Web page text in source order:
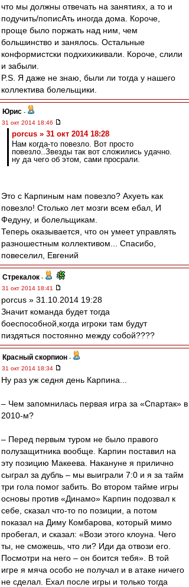
что мы должны отвечать на занятиях, а то и
подучить/пописАть иногда дома. Короче,
проще было поржать над ним, чем
большинство и занялось. Остальные
конформистски подхихикивали. Короче, слили
и забыли.
P.S. Я даже не знаю, были ли тогда у нашего
коллектива болельщики.
Юрис -
31 окт 2014 18:46
porcus » 31 окт 2014 18:28
Нам когда-то повезло. Вот просто
повезло..Звезды так вот сложились удачно.
ну да чего об этом, сами просрали.
Это с Карпиным нам повезло? Ахуеть как
повезло! Столько лет мозги всем ебал, И
Федуну, и болельщикам.
Теперь оказывается, что он умеет управлять
разношестным коллективом... Спасибо,
повеселил, Евгений
Стрекалок -
31 окт 2014 18:41
porcus » 31.10.2014 19:28
Значит команда будет тогда
боеспособной,когда игроки там будут
пиздяться постоянно между собой????
Красный скорпион -
31 окт 2014 18:34
Ну раз уж седня день Карпина...
– Чем запомнилась первая игра за «Спартак» в
2010-м?
– Перед первым туром не было правого
полузащитника вообще. Карпин поставил на
эту позицию Макеева. Накануне я прилично
сыграл за дубль – мы выиграли 7:0 и я за тайм
три гола помог забить. Во втором тайме игры
основы против «Динамо» Карпин подозвал к
себе, сказал что-то по позиции, а потом
показал на Диму Комбарова, который мимо
пробегал, и сказал: «Вози этого клоуна. Чего
ты, не сможешь, что ли? Иди да отвози его.
Посмотри на него – он боится тебя». В той
игре я мяча особо не получал и в атаке ничего
не сделал. Ехал после игры и только тогда